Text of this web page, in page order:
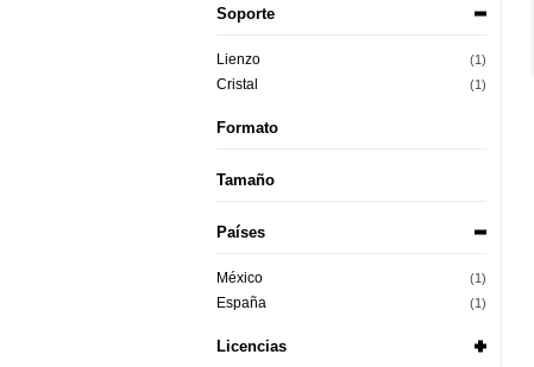
Soporte
Lienzo (1)
Cristal (1)
Formato
Tamaño
Países
México (1)
España (1)
Licencias